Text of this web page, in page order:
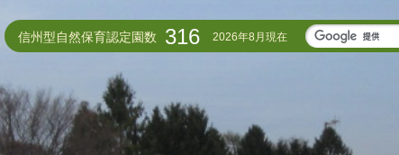
信州型自然保育認定園数 316 2026年8月現在